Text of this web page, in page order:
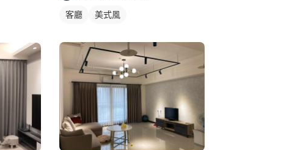
客廳 美式風